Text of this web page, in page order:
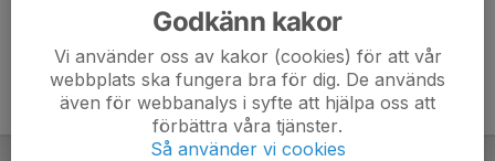
Godkänn kakor
Vi använder oss av kakor (cookies) för att vår
webbplats ska fungera bra för dig. De används
även för webbanalys i syfte att hjälpa oss att
förbättra våra tjänster.
Så använder vi cookies